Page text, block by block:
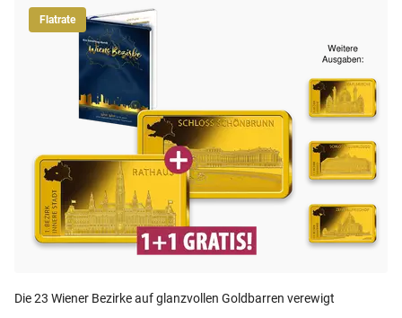
Flatrate
Die 23 Wiener Bezirke auf glanzvollen Goldbarren verewigt